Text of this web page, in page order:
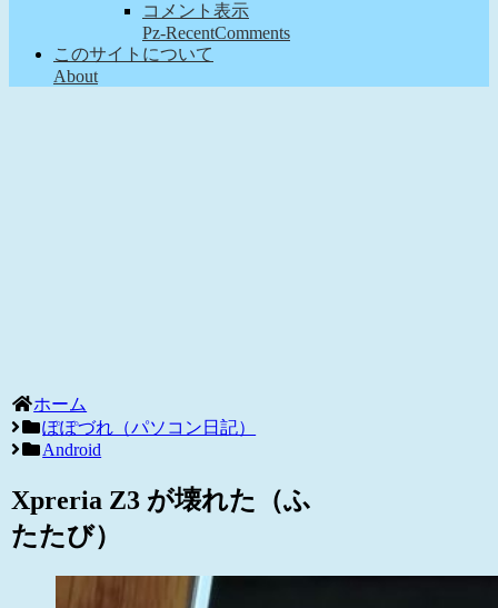
コメント表示
Pz-RecentComments
このサイトについて
About
ホーム
ぽぽづれ（パソコン日記）
Android
Xpreria Z3 が壊れた（ふ
たたび）